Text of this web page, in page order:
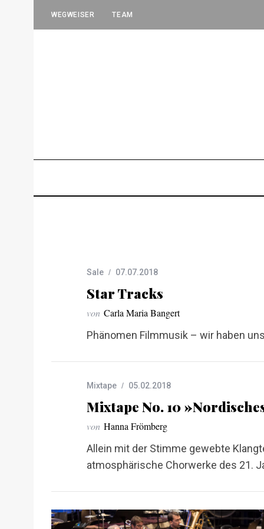
WEGWEISER TEAM
Sale 07.07.2018
Star Tracks
von Carla Maria Bangert
Phänomen Filmmusik – wir haben
Mixtape 05.02.2018
Mixtape No. 10
von Hanna Frömberg
Allein mit der Stimme gewebte
atmosphärische Chorwerke des 21.
a